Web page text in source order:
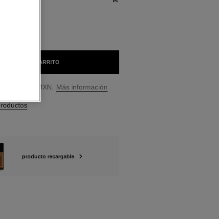
AÑADIR AL CARRITO
en MXN. Más información
producto recargable